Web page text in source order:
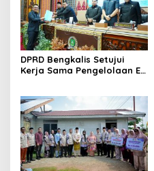
DPRD Bengkalis Setujui
Kerja Sama Pengelolaan E-